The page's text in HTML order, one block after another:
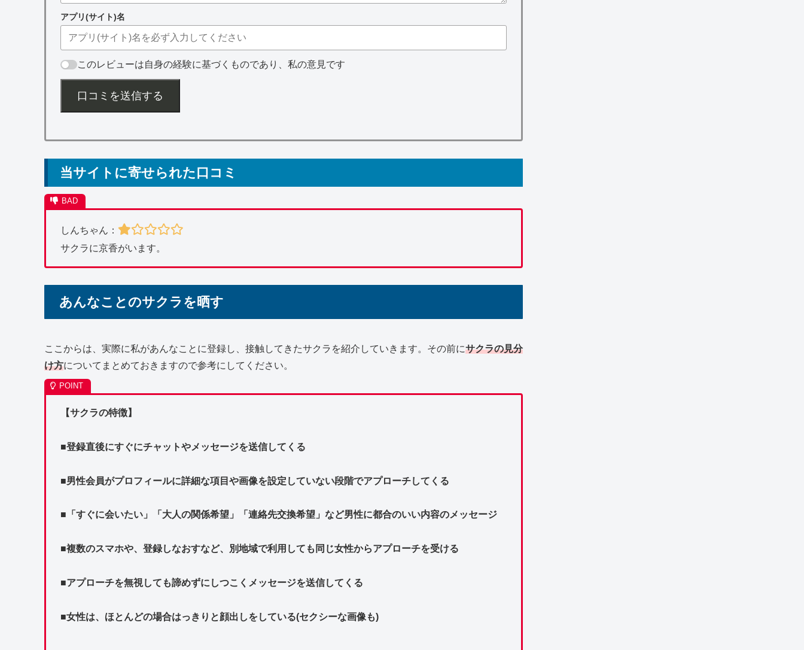
アプリ(サイト)名
このレビューは自身の経験に基づくものであり、私の意見です
口コミを送信する
当サイトに寄せられた口コミ
しんちゃん：
サクラに京香がいます。
あんなことのサクラを晒す
ここからは、実際に私があんなことに登録し、接触してきたサクラを紹介していきます。その前にサクラの見分
け方についてまとめておきますので参考にしてください。
【サクラの特徴】
■登録直後にすぐにチャットやメッセージを送信してくる
■男性会員がプロフィールに詳細な項目や画像を設定していない段階でアプローチしてくる
■「すぐに会いたい」「大人の関係希望」「連絡先交換希望」など男性に都合のいい内容のメッセージ
■複数のスマホや、登録しなおすなど、別地域で利用しても同じ女性からアプローチを受ける
■アプローチを無視しても諦めずにしつこくメッセージを送信してくる
■女性は、ほとんどの場合はっきりと顔出しをしている(セクシーな画像も)